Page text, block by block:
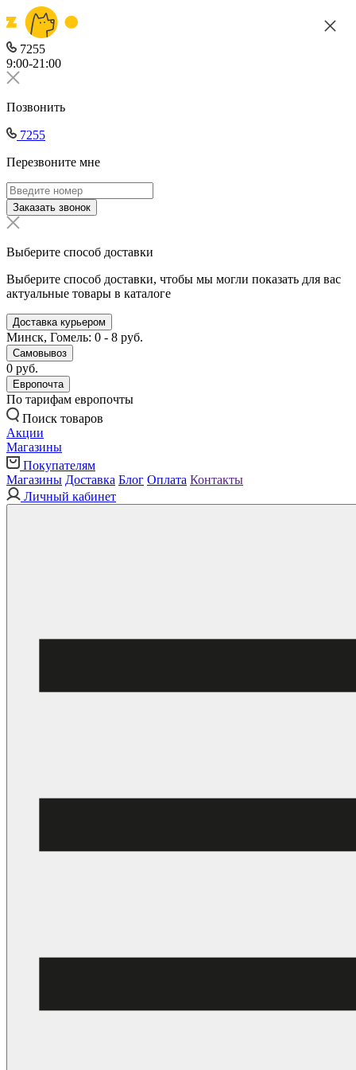
7255
9:00-21:00
Позвонить
7255
Перезвоните мне
Заказать звонок
Выберите способ доставки
Выберите способ доставки, чтобы мы могли показать для вас
актуальные товары в каталоге
Доставка курьером
Минск, Гомель: 0 - 8 руб.
Самовывоз
0 руб.
Европочта
По тарифам европочты
Поиск товаров
Акции
Магазины
Покупателям
Магазины Доставка Блог Оплата Контакты
Личный кабинет